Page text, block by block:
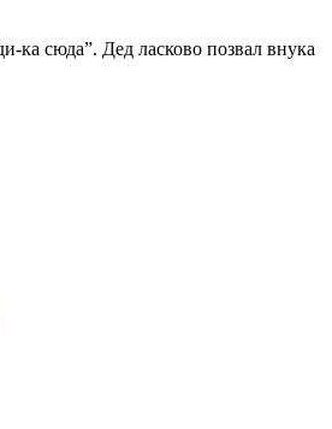
ка сюда”. Дед ласково позвал внука